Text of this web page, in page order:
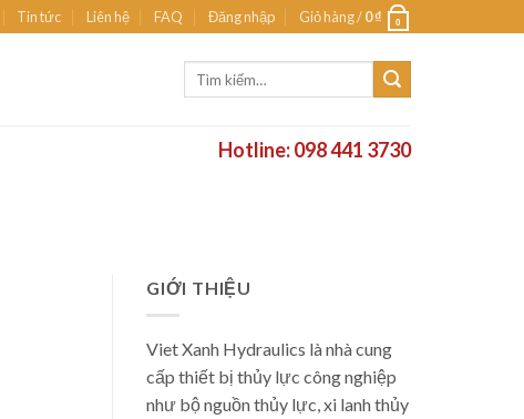
Tin tức Liên hệ FAQ Đăng nhập Giỏ hàng /0₫ 0
Hotline: 098 441 3730
GIỚI THIỆU
Viet Xanh Hydraulics là nhà cung
cấp thiết bị thủy lực công nghiệp
như bộ nguồn thủy lực, xi lanh thủy